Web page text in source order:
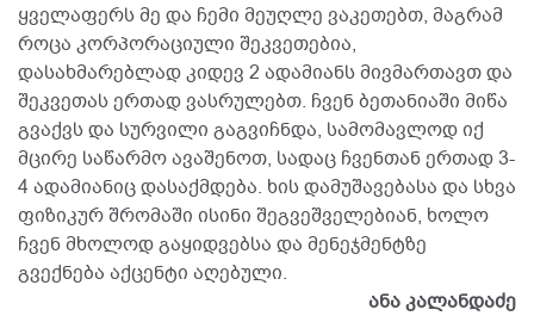
ყველაფერს მე და ჩემი მეუღლე ვაკეთებთ, მაგრამ
როცა კორპორაციული შეკვეთებია,
დასახმარებლად კიდევ 2 ადამიანს მივმართავთ და
შეკვეთას ერთად ვასრულებთ. ჩვენ ბეთანიაში მიწა
გვაქვს და სურვილი გაგვიჩნდა, სამომავლოდ იქ
მცირე საწარმო ავაშენოთ, სადაც ჩვენთან ერთად 3-
4 ადამიანიც დასაქმდება. ხის დამუშავებასა და სხვა
ფიზიკურ შრომაში ისინი შეგვეშველებიან, ხოლო
ჩვენ მხოლოდ გაყიდვებსა და მენეჯმენტზე
გვექნება აქცენტი აღებული.
ანა კალანდაძე